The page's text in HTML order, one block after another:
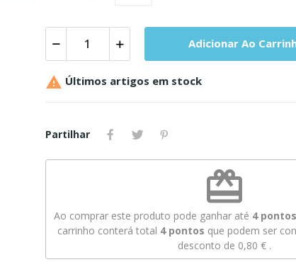
Adicionar Ao
 Últimos artigos em stock
Partilhar
redeem
Ao comprar este produto pode ganhar até 4
carrinho conterá total 4pontos que podem ser
desconto de 0,80 € .